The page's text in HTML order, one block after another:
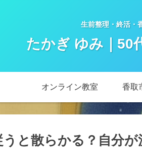
生前整理・終活・
たかぎ ゆみ｜50
オンライン教室 香取
と散らかる？自分